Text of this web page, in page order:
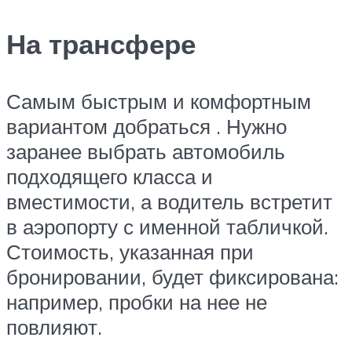
На трансфере
Самым быстрым и комфортным
вариантом добраться . Нужно
заранее выбрать автомобиль
подходящего класса и
вместимости, а водитель встретит
в аэропорту с именной табличкой.
Стоимость, указанная при
бронировании, будет фиксирована:
например, пробки на нее не
повлияют.